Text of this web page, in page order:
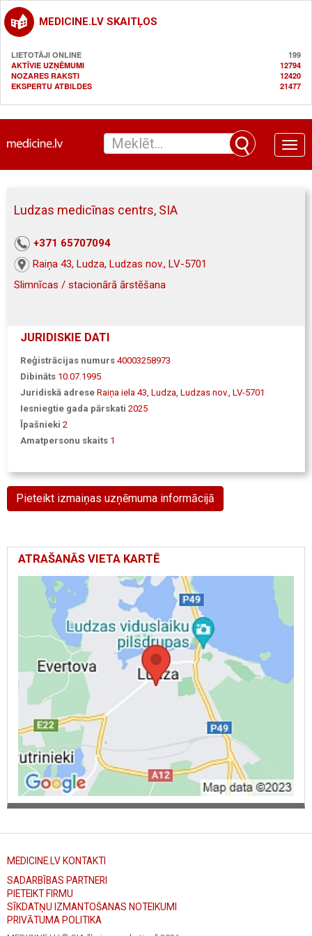
MEDICINE.LV SKAITĻOS
LIETOTĀJI ONLINE
199
AKTĪVIE UZŅĒMUMI
12794
NOZARES RAKSTI
12420
EKSPERTU ATBILDES
21477
Toggle
Ludzas medicīnas centrs, SIA
+371 65707094
Raiņa 43, Ludza, Ludzas nov., LV-5701
Slimnīcas / stacionārā ārstēšana
JURIDISKIE DATI
Reģistrācijas numurs 40003258973
Dibināts 10.07.1995
Juridiskā adrese Raiņa iela 43, Ludza, Ludzas nov., LV-5701
Iesniegtie gada pārskati 2025
Īpašnieki 2
Amatpersonu skaits 1
Pieteikt izmaiņas uzņēmuma informācijā
ATRAŠANĀS VIETA KARTĒ
MEDICINE.LV KONTAKTI
SADARBĪBAS PARTNERI
PIETEIKT FIRMU
SĪKDATŅU IZMANTOŠANAS NOTEIKUMI
PRIVĀTUMA POLITIKA